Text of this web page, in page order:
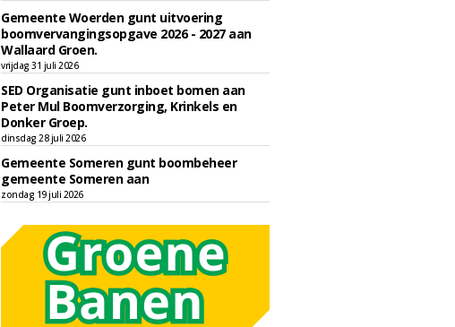
Gemeente Woerden gunt uitvoering
boomvervangingsopgave 2026 - 2027 aan
Wallaard Groen.
vrijdag 31 juli 2026
SED Organisatie gunt inboet bomen aan
Peter Mul Boomverzorging, Krinkels en
Donker Groep.
dinsdag 28 juli 2026
Gemeente Someren gunt boombeheer
gemeente Someren aan
zondag 19 juli 2026